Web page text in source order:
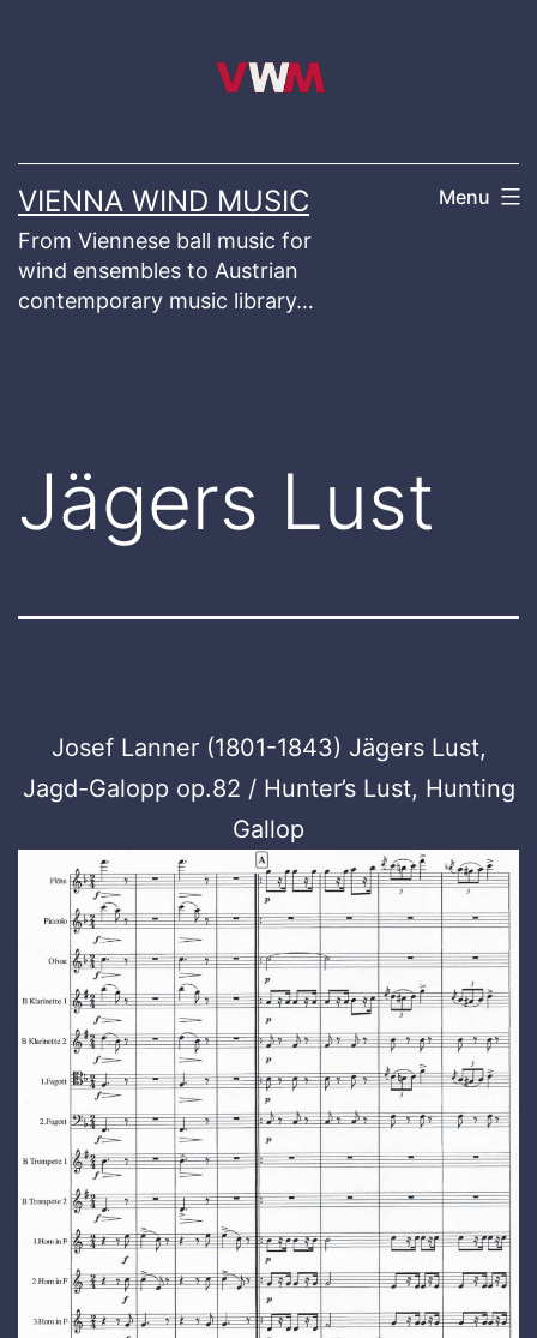
VIENNA WIND MUSIC
From Viennese ball music for
wind ensembles to Austrian
contemporary music library…
Menu
Jägers Lust
Josef Lanner (1801-1843) Jägers Lust,
Jagd-Galopp op.82 / Hunter’s Lust, Hunting
Gallop